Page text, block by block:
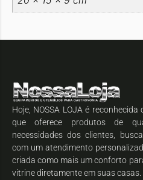
Hoje, NOSSA LOJA é
que oferece produtos de
necessidades dos clientes,
com um atendimento
criada como mais um conforto
vitrine diretamente em suas casas.